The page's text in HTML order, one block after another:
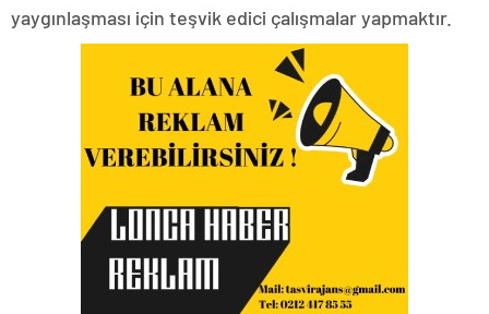
yaygınlaşması için teşvik edici çalışmalar yapmaktır.